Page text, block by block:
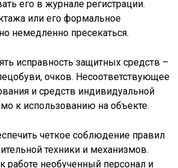
его в журнале регистрации.
или его формальное
немедленно пресекаться.
исправность защитных средств –
очков. Несоответствующее
и средств индивидуальной
к использованию на объекте.
четкое соблюдение правил
техники и механизмов.
работе необученный персонал и